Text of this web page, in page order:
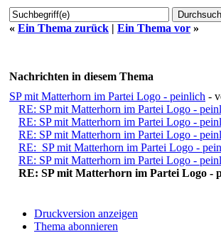
« Ein Thema zurück | Ein Thema vor »
Nachrichten in diesem Thema
SP mit Matterhorn im Partei Logo - peinlich -
RE: SP mit Matterhorn im Partei Logo -
RE: SP mit Matterhorn im Partei Logo -
RE: SP mit Matterhorn im Partei Logo -
RE: SP mit Matterhorn im Partei Logo -
RE: SP mit Matterhorn im Partei Logo -
RE: SP mit Matterhorn im Partei Logo -
Druckversion anzeigen
Thema abonnieren